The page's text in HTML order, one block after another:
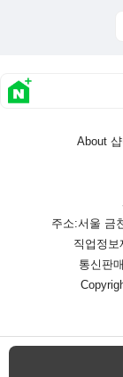
About
주소:서울 금
직업정보
통신판